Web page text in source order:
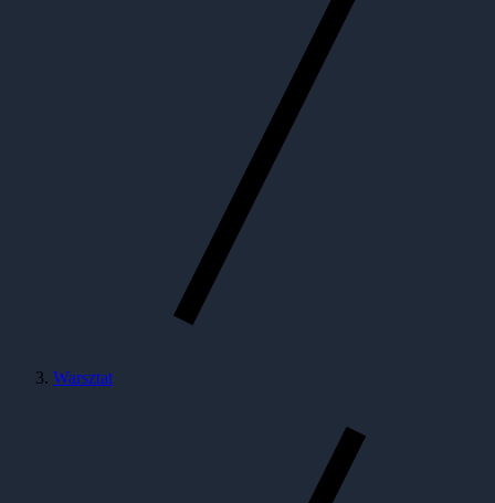
Warsztat